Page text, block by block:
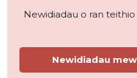
Newidiadau o ran
Newidiadau